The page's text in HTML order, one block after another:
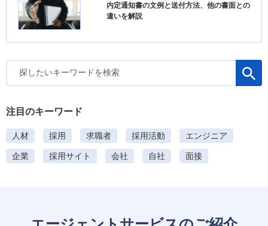
内定通知書の文例と送付方法、他の書面との
違いを解説
注目のキーワード
人材 採用 求職者 採用活動 エンジニア
企業 採用サイト 会社 自社 面接